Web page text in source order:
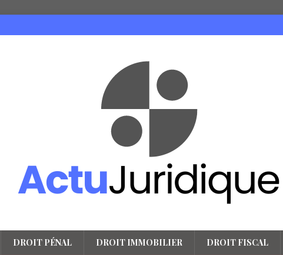
DROIT PÉNAL DROIT IMMOBILIER DROIT FISCAL